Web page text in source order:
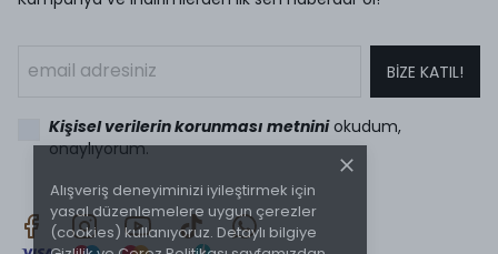
Alışveriş deneyiminizi iyileştirmek için
yasal düzenlemelere uygun çerezler
(cookies) kullanıyoruz. Detaylı bilgiye
BİZE KATIL!
Kişisel verilerin korunması metniniokudum,
onaylıyorum.